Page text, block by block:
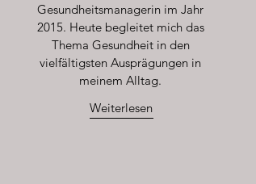
Gesundheitsmanagerin im Jahr
2015. Heute begleitet mich das
Thema Gesundheit in den
vielfältigsten Ausprägungen in
meinem Alltag.
Weiterlesen